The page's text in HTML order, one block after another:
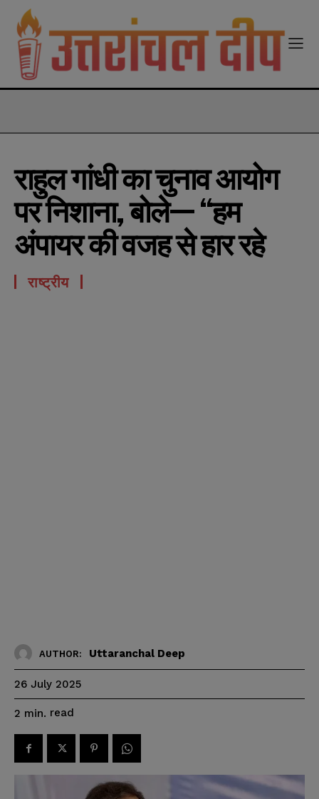
राहुल गांधी का चुनाव आयोग
पर निशाना, बोले— “हम
अंपायर की वजह से हार रहे
राष्ट्रीय
AUTHOR: Uttaranchal Deep
26 July 2025
2 min. read